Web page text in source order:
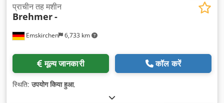
Emskirchen 6,733 km
प्राचीन तह मशीन
Brehmer-
मूल्य जानकारी कॉल करें
स्थिति:उपयोग किया हुआ,